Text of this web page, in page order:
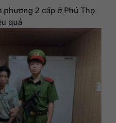
phương 2 cấp ở Phú Thọ
quả